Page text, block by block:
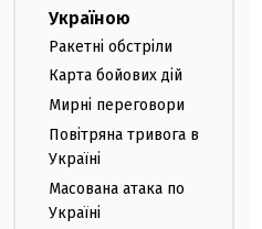
Україною
Ракетні обстріли
Карта бойових дій
Мирні переговори
Повітряна тривога в
Україні
Масована атака по
Україні